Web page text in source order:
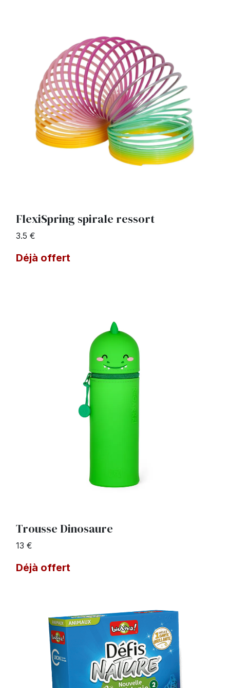
FlexiSpring spirale ressort
3.5 €
Déjà offert
Trousse Dinosaure
13 €
Déjà offert